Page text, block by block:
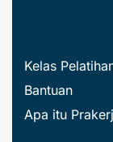
Kelas
Bantuan
Apa itu